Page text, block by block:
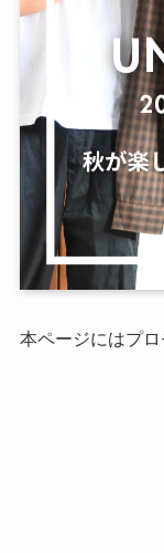
本ページにはプロ